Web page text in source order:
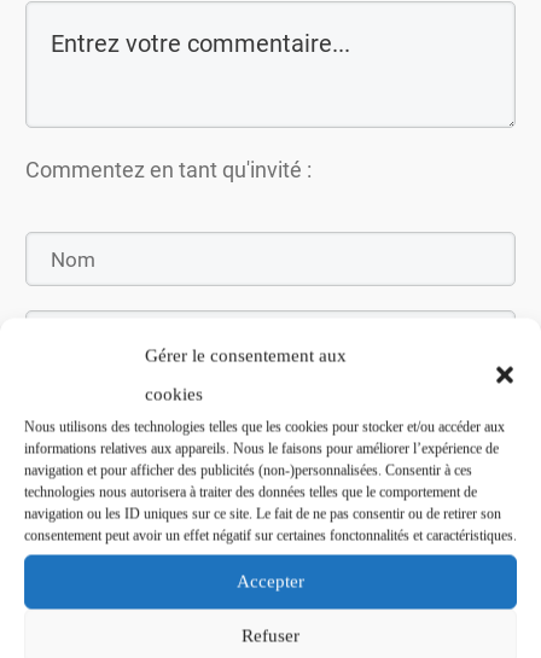
Gérer le consentement aux
cookies
Nous utilisons des technologies telles que les cookies pour stocker et/ou accéder aux
informations relatives aux appareils. Nous le faisons pour améliorer l’expérience de
navigation et pour afficher des publicités (non-)personnalisées. Consentir à ces
technologies nous autorisera à traiter des données telles que le comportement de
navigation ou les ID uniques sur ce site. Le fait de ne pas consentir ou de retirer son
consentement peut avoir un effet négatif sur certaines fonctonnalités et caractéristiques.
Accepter
Refuser
Commentez en tant qu'invité :
Soumettez le commentaire